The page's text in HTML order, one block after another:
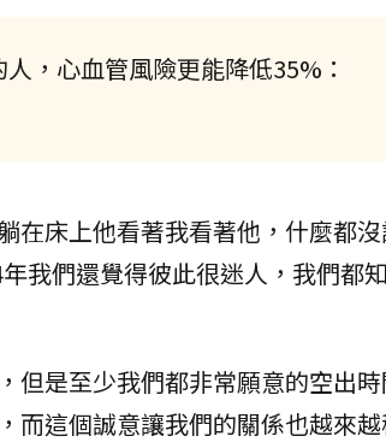
，心血管風險更能降低35%：
在床上他看著我看著他，什麼都
我們還覺得彼此很迷人，我們都
但是至少我們都非常願意的空出
而這個誠意讓我們的關係也越來